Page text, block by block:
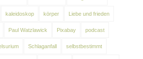
kaleidoskop körper Liebe und frieden
Paul Watzlawick Pixabay podcast
Schlaganfall selbstbestimmt